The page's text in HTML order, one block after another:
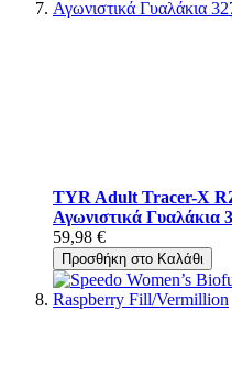
TYR Adult Tracer-X
Αγωνιστικά Γυαλάκια
59,98 €
Προσθήκη στο Καλάθι